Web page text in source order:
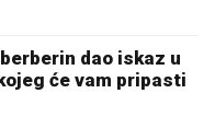
dao iskaz u
će vam pripasti